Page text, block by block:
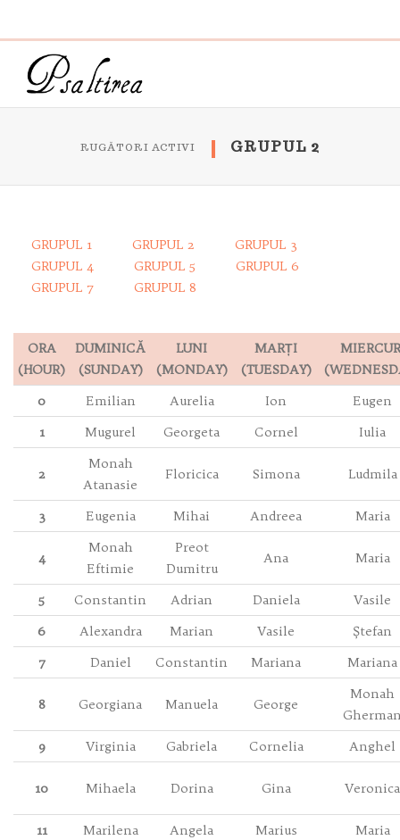
RUGĂTORI ACTIVI GRUPUL 2
GRUPUL 1 GRUPUL 2
GRUPUL 3
GRUPUL 4
GRUPUL 5
GRUPUL 6
GRUPUL 7
GRUPUL 8
ORA
(HOUR)
DUMINICĂ
(SUNDAY)
LUNI
(MONDAY)
MARȚI
(TUESDAY)
0
Emilian Aurelia Ion
Eugen
1
Mugurel Georgeta Cornel Iulia
2
Monah
Atanasie
Floricica Simona Ludmila
3 Eugenia Mihai Andreea Maria
4
Monah
Eftimie
Preot
Dumitru
Ana Maria
5 Constantin Adrian Daniela
Vasile
6
Alexandra Marian Vasile
Ștefan
7
Daniel Constantin Mariana Mariana
8 Georgiana Manuela George
Monah
9
Virginia Gabriela Cornelia Anghel
10 Mihaela Dorina Gina Veronica
11 Marilena Angela Marius Maria